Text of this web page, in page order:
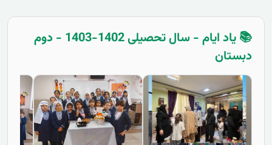
📚 یاد ایام - سال تحصیلی 1402-1403 - دوم
دبستان